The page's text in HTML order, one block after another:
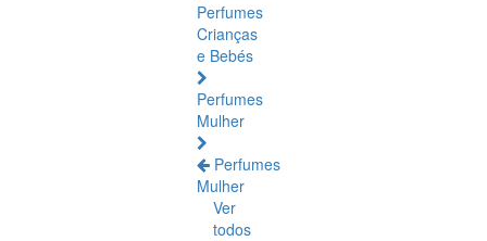
Perfumes
Crianças
e Bebés
Perfumes
Mulher
Perfumes
Mulher
Ver
todos